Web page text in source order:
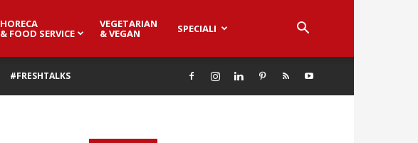
HORECA
& FOOD SERVICE
VEGETARIAN
& VEGAN SPECIALI
#FRESHTALKS